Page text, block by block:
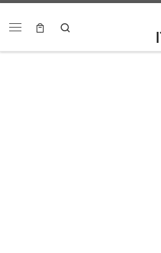
Search